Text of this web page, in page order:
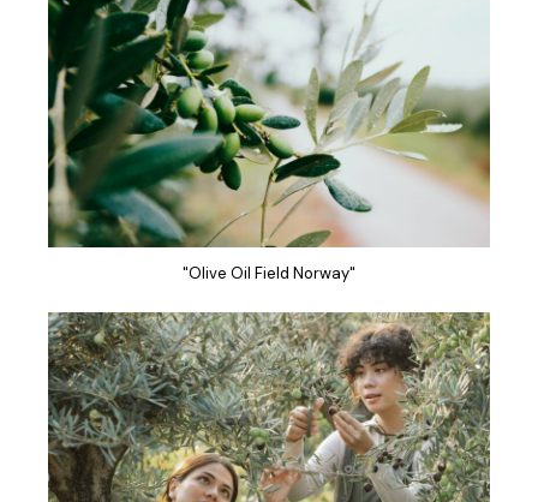
"Olive Oil Field Norway"